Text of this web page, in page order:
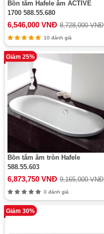
Bồn tắm Hafele âm ACTIVE
1700 588.55.680
6,546,000 VNĐ 8,728,000 VNĐ
10 đánh giá
Giảm 25%
Bồn tắm âm tròn Hafele
588.55.603
6,873,750 VNĐ 9,165,000 VNĐ
0 đánh giá
Giảm 30%